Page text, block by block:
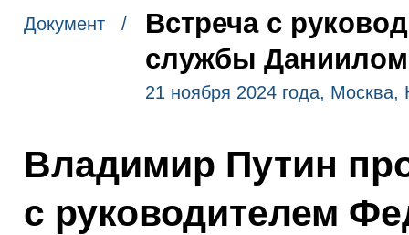
Документ /
Встреча с
службы
21 ноября 2024 года, Москва,
Владимир Путин
с руководителем